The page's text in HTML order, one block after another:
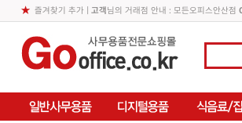
즐겨찾기 추가| 고객님의 거래점 안내 : 모든오피스안산점